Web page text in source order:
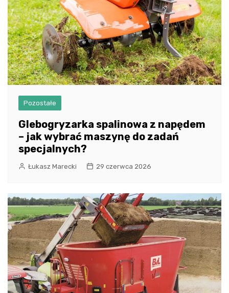
Pozostałe
Glebogryzarka spalinowa z napędem
– jak wybrać maszynę do zadań
specjalnych?
Łukasz Marecki 29 czerwca 2026